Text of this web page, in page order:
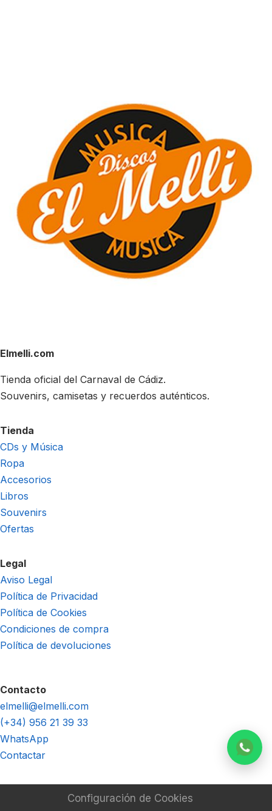
Elmelli.com
Tienda oficial del Carnaval de Cádiz.
Souvenirs, camisetas y recuerdos auténticos.
Tienda
CDs y Música
Ropa
Accesorios
Libros
Souvenirs
Ofertas
Legal
Aviso Legal
Política de Privacidad
Política de Cookies
Condiciones de compra
Política de devoluciones
Contacto
elmelli@elmelli.com
(+34) 956 21 39 33
WhatsApp
Contactar
Configuración de Cookies